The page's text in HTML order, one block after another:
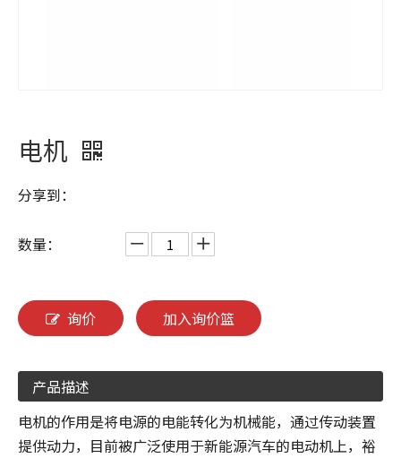
电机
分享到：
数量：
询价 加入询价篮
产品描述
电机的作用是将电源的电能转化为机械能，通过传动装置
提供动力，目前被广泛使用于新能源汽车的电动机上，裕